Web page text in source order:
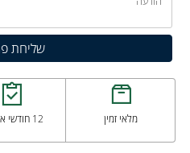
מלאי זמין 12 חודשי אחריות